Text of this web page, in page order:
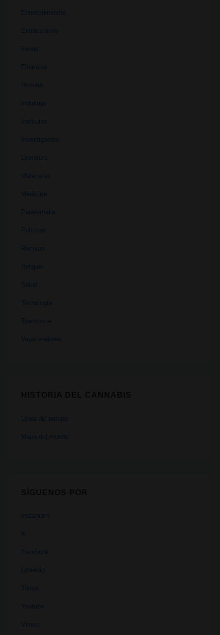
Entretenimiento
Extracciones
Ferias
Finanzas
Historia
Industria
Institutos
Investigación
Literatura
Materiales
Medicina
Parafernalia
Políticas
Recetas
Religión
Salud
Tecnología
Transporte
Vaporizadores
Linea del tiempo
Mapa del mundo
Instagram
X
Facebook
Linkedin
Tiktok
Youtube
Vimeo